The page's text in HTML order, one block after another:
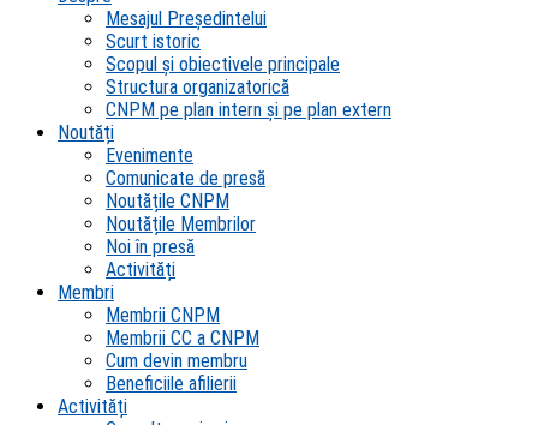
Mesajul Președintelui
Scurt istoric
Scopul şi obiectivele principale
Structura organizatorică
CNPM pe plan intern şi pe plan extern
Noutăți
Evenimente
Comunicate de presă
Noutățile CNPM
Noutățile Membrilor
Noi în presă
Activități
Membri
Membrii CNPM
Membrii CC a CNPM
Cum devin membru
Beneficiile afilierii
Activități